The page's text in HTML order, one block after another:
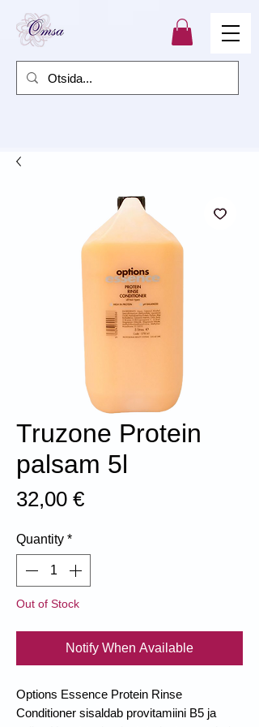
Truzone Protein
palsam 5l
32,00 €Price
Quantity *
Out of Stock
Notify When Available
Options Essence Protein Rinse
Conditioner sisaldab provitamiini B5 ja